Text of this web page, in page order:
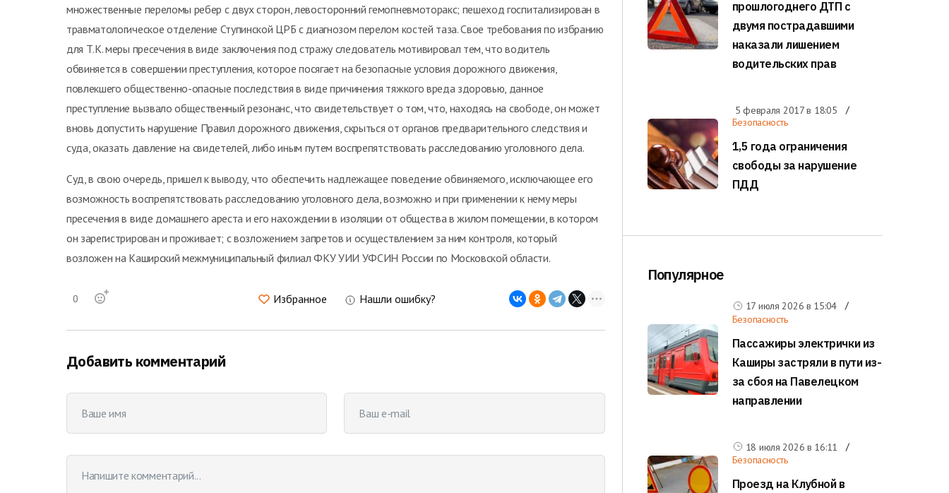
множественные переломы ребер с двух сторон, левосторонний гемопневмоторакс; пешеход госпитализирован в
травматологическое отделение Ступинской ЦРБ с диагнозом перелом костей таза. Свое требования по избранию
для Т.К. меры пресечения в виде заключения под стражу следователь мотивировал тем, что водитель
обвиняется в совершении преступления, которое посягает на безопасные условия дорожного движения,
повлекшего общественно-опасные последствия в виде причинения тяжкого вреда здоровью, данное
преступление вызвало общественный резонанс, что свидетельствует о том, что, находясь на свободе, он может
вновь допустить нарушение Правил дорожного движения, скрыться от органов предварительного следствия и
суда, оказать давление на свидетелей, либо иным путем воспрепятствовать расследованию уголовного дела.
Суд, в свою очередь, пришел к выводу, что обеспечить надлежащее поведение обвиняемого, исключающее его
возможность воспрепятствовать расследованию уголовного дела, возможно и при применении к нему меры
пресечения в виде домашнего ареста и его нахождении в изоляции от общества в жилом помещении, в котором
он зарегистрирован и проживает; с возложением запретов и осуществлением за ним контроля, который
возложен на Каширский межмуниципальный филиал ФКУ УИИ УФСИН России по Московской области.
0 Избранное Нашли ошибку?
Добавить комментарий
прошлогоднего ДТП с
двумя пострадавшими
наказали лишением
водительских прав
5 февраля 2017 в 18:05
Безопасность
1,5 года ограничения
свободы за нарушение
ПДД
Популярное
17 июля 2026 в 15:04
Безопасность
Пассажиры электрички из
Каширы застряли в пути из-
за сбоя на Павелецком
направлении
18 июля 2026 в 16:11
Безопасность
Проезд на Клубной в